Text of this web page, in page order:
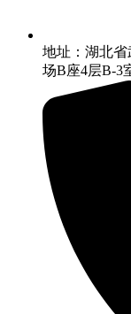
地址：湖北
场B座4层B-3